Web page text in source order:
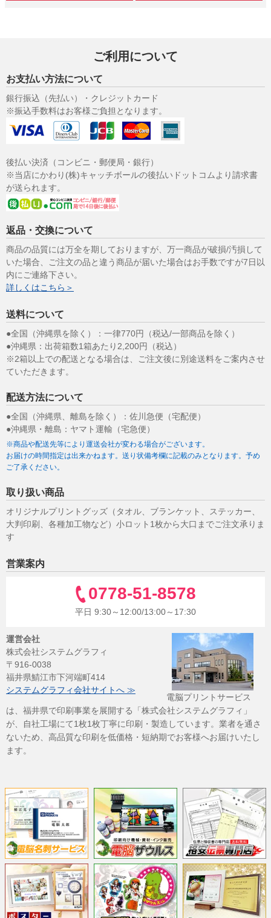
ご利用について
お支払い方法について
銀行振込（先払い）・クレジットカード
※振込手数料はお客様ご負担となります。
後払い決済（コンビニ・郵便局・銀行）
※当店にかわり(株)キャッチボールの後払いドットコムより請求書
が送られます。
返品・交換について
商品の品質には万全を期しておりますが、万一商品が破損/汚損して
いた場合、ご注文の品と違う商品が届いた場合はお手数ですが7日以
内にご連絡下さい。
詳しくはこちら＞
送料について
●全国（沖縄県を除く）：一律770円（税込/一部商品を除く）
●沖縄県：出荷箱数1箱あたり2,200円（税込）
※2箱以上での配送となる場合は、ご注文後に別途送料をご案内させ
ていただきます。
配送方法について
●全国（沖縄県、離島を除く）：佐川急便（宅配便）
●沖縄県・離島：ヤマト運輸（宅急便）
※商品や配送先等により運送会社が変わる場合がございます。
お届けの時間指定は出来かねます。送り状備考欄に記載のみとなります。予め
ご了承ください。
取り扱い商品
オリジナルプリントグッズ（タオル、ブランケット、ステッカー、
大判印刷、各種加工物など）小ロット1枚から大口までご注文承りま
す
営業案内
0778-51-8578
平日 9:30～12:00/13:00～17:30
運営会社
株式会社システムグラフィ
〒916-0038
福井県鯖江市下河端町414
システムグラフィ会社サイトへ ≫
電脳プリントサービス
は、福井県で印刷事業を展開する「株式会社システムグラフィ」
が、自社工場にて1枚1枚丁寧に印刷・製造しています。業者を通さ
ないため、高品質な印刷を低価格・短納期でお客様へお届けいたし
ます。